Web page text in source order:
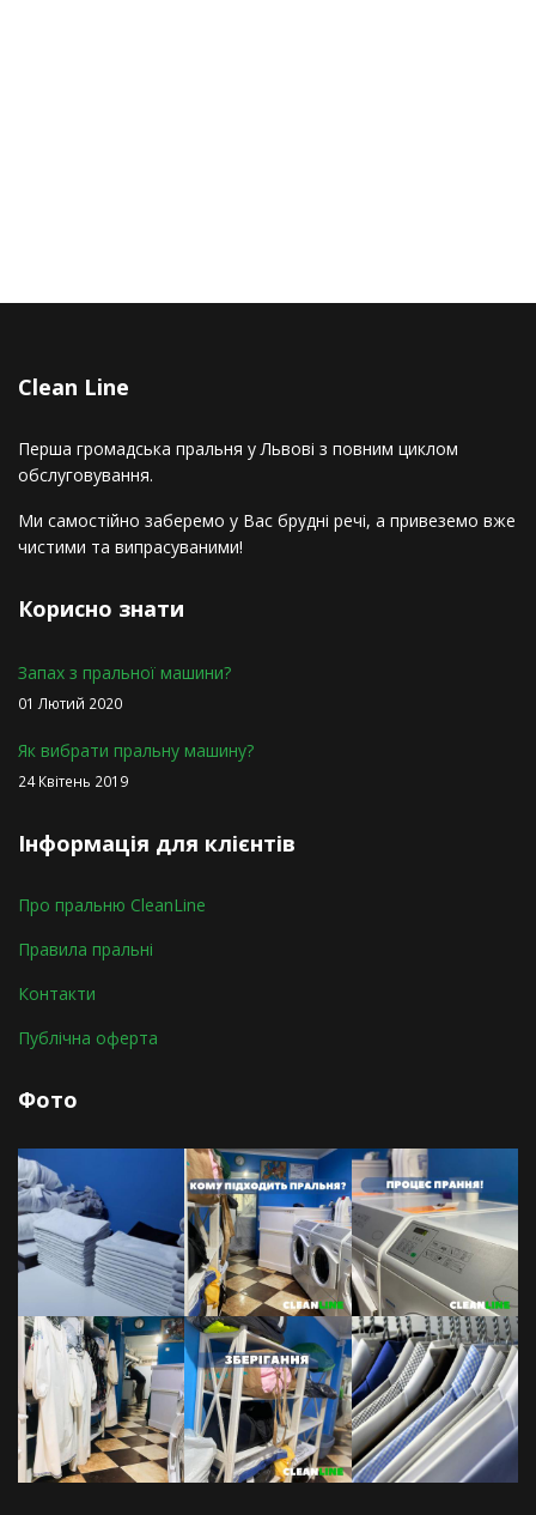
Сlean Line
Перша громадська пральня у Львові з повним циклом
обслуговування.
Ми самостійно заберемо у Вас брудні речі, а привеземо вже
чистими та випрасуваними!
Корисно знати
Запах з пральної машини?
01 Лютий 2020
Як вибрати пральну машину?
24 Квітень 2019
Інформація для клієнтів
Про пральню СleanLine
Правила пральні
Контакти
Публічна оферта
Фото